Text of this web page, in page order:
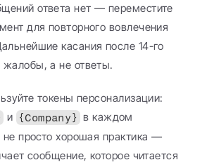
ответа нет — переместите
для повторного вовлечения
касания после 14-го
жалобы, а не ответы.
и {Company} в каждом
просто хорошая практика —
сообщение, которое читается